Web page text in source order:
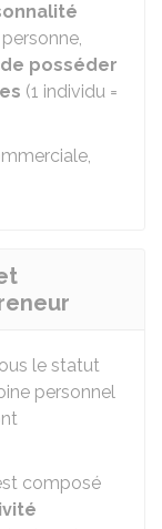
posséder
(1 individu =
le statut
personnel
composé